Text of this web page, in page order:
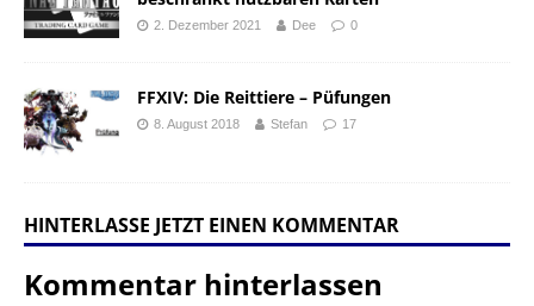
2. Dezember 2021 Dee 0
FFXIV: Die Reittiere – Püfungen
8. August 2018 Stefan 17
HINTERLASSE JETZT EINEN KOMMENTAR
Kommentar hinterlassen